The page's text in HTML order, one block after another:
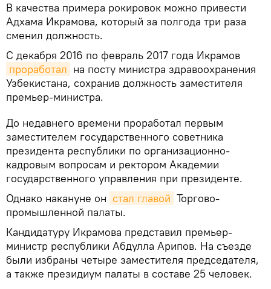
В качества примера рокировок можно привести
Адхама Икрамова, который за полгода три раза
сменил должность.
С декабря 2016 по февраль 2017 года Икрамов
проработал на посту министра здравоохранения
Узбекистана, сохранив должность заместителя
премьер-министра.
До недавнего времени проработал первым
заместителем государственного советника
президента республики по организационно-
кадровым вопросам и ректором Академии
государственного управления при президенте.
Однако накануне он стал главой Торгово-
промышленной палаты.
Кандидатуру Икрамова представил премьер-
министр республики Абдулла Арипов. На съезде
были избраны четыре заместителя председателя,
а также президиум палаты в составе 25 человек.